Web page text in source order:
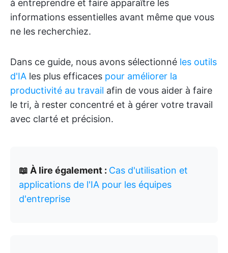
à entreprendre et faire apparaître les
informations essentielles avant même que vous
ne les recherchiez.
Dans ce guide, nous avons sélectionné les outils
d'IA les plus efficaces pour améliorer la
productivité au travail afin de vous aider à faire
le tri, à rester concentré et à gérer votre travail
avec clarté et précision.
📖 À lire également : Cas d'utilisation et
applications de l'IA pour les équipes
d'entreprise